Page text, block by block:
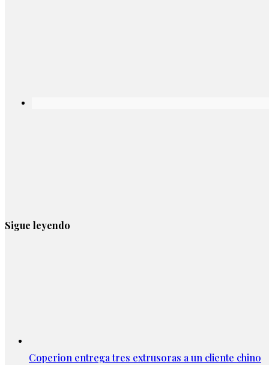
Sigue leyendo
Coperion entrega tres extrusoras a un cliente chino